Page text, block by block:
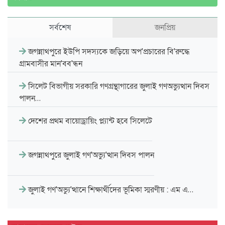
সর্বশেষ জনপ্রিয়
জগন্নাথপুরে ইউপি সদস্যকে জড়িয়ে অপ'প্রচারের বি'রুদ্ধে
গ্রামবাসীর মান'বব'ন্ধন
সিলেট বিভাগীয় সরকারি গণগ্রন্থাগারের জুলাই গণঅভ্যুত্থান দিবস
পালন…
দেশের প্রথম বায়োড্রায়িং প্ল্যান্ট হবে সিলেটে
জগন্নাথপুরে জুলাই গণ'অভ্যু'ত্থান দিবস পালন
জুলাই গণ'অভ্যু'ত্থানে শিক্ষার্থীদের ভূমিকা স্মরণীয় : এম এ…